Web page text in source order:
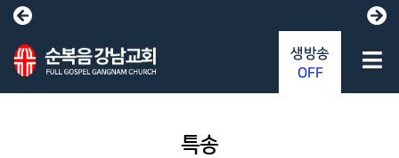
특송
생방송
OFF